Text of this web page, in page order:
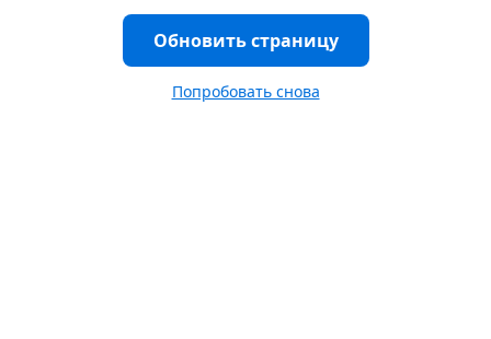
Обновить страницу
Попробовать снова